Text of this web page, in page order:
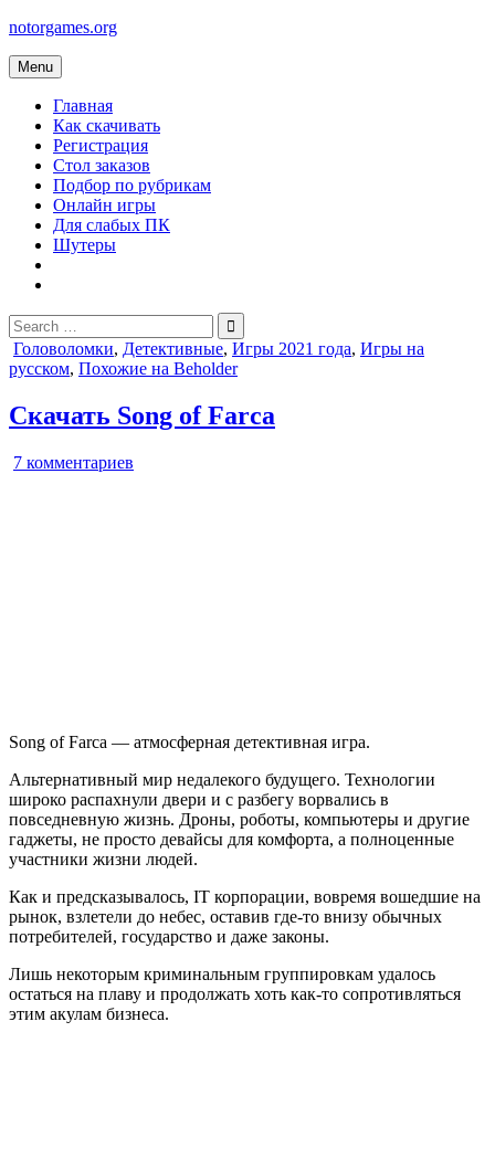
Skip
content
notorgames.org
Menu
Главная
Как скачивать
Регистрация
Стол заказов
Подбор по рубрикам
Онлайн игры
Для слабых ПК
Шутеры
Search
for:
Posted
in
Головоломки, Детективные, Игры 2021 года, Игры на
русском, Похожие на Beholder
Скачать Song of Farca
7 комментариев
Song of Farca — атмосферная детективная игра.
Альтернативный мир недалекого будущего. Технологии
широко распахнули двери и с разбегу ворвались в
повседневную жизнь. Дроны, роботы, компьютеры и другие
гаджеты, не просто девайсы для комфорта, а полноценные
участники жизни людей.
Как и предсказывалось, IT корпорации, вовремя вошедшие на
рынок, взлетели до небес, оставив где-то внизу обычных
потребителей, государство и даже законы.
Лишь некоторым криминальным группировкам удалось
остаться на плаву и продолжать хоть как-то сопротивляться
этим акулам бизнеса.